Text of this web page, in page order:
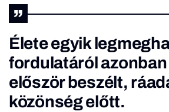
Élete egyik
fordulatáról
először beszélt,
közönség előtt.